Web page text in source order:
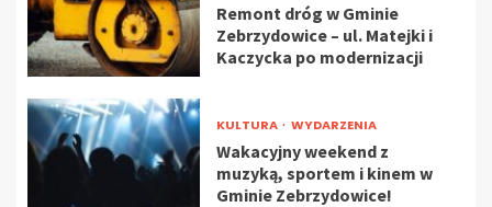
Remont dróg w Gminie
Zebrzydowice – ul. Matejki i
Kaczycka po modernizacji
KULTURA WYDARZENIA
Wakacyjny weekend z
muzyką, sportem i kinem w
Gminie Zebrzydowice!